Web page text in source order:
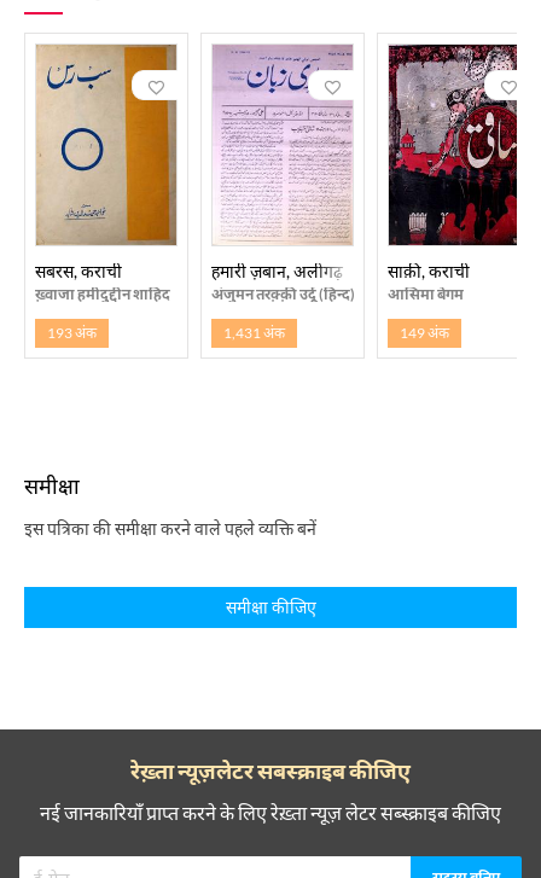
सबरस, कराची
ख़्वाजा हमीदुद्दीन शाहिद
193 अंक
हमारी ज़बान, अलीगढ़
अंजुमन तरक़्क़ी उर्दू (हिन्द), अलीगढ
1,431 अंक
साक़ी, कराची
आसिमा बेगम
149 अंक
समीक्षा
इस पत्रिका की समीक्षा करने वाले पहले व्यक्ति बनें
समीक्षा कीजिए
रेख़्ता न्यूज़लेटर सबस्क्राइब कीजिए
नई जानकारियाँ प्राप्त करने के लिए रेख़्ता न्यूज़ लेटर सब्स्क्राइब कीजिए